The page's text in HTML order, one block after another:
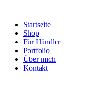
Startseite
Shop
Für Händler
Portfolio
Über mich
Kontakt